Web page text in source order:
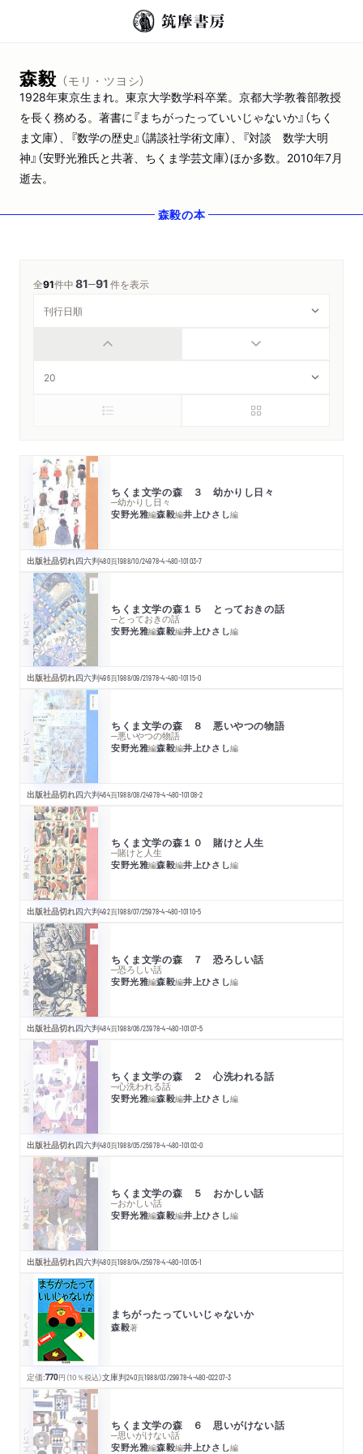
森毅 （モリ・ツヨシ）
1928年東京生まれ。東京大学数学科卒業。京都大学教養部教授
を長く務める。著書に『まちがったっていいじゃないか』（ちく
ま文庫）、『数学の歴史』（講談社学術文庫）、『対談 数学大明
神』（安野光雅氏と共著、ちくま学芸文庫）ほか多数。2010年7月
逝去。
森毅の本
全91件中81─91件を表示
シリーズ・全集 ちくま文学の森 ３ 幼かりし日々
─幼かりし日々
安野光雅編森毅編井上ひさし編
出版社品切れ四六判480頁1988/10/24978-4-480-10103-7
シリーズ・全集 ちくま文学の森１５ とっておきの話
─とっておきの話
安野光雅編森毅編井上ひさし編
出版社品切れ四六判496頁1988/09/21978-4-480-10115-0
シリーズ・全集 ちくま文学の森 ８ 悪いやつの物語
─悪いやつの物語
安野光雅編森毅編井上ひさし編
出版社品切れ四六判464頁1988/08/24978-4-480-10108-2
シリーズ・全集 ちくま文学の森１０ 賭けと人生
─賭けと人生
安野光雅編森毅編井上ひさし編
出版社品切れ四六判492頁1988/07/25978-4-480-10110-5
シリーズ・全集 ちくま文学の森 ７ 恐ろしい話
─恐ろしい話
安野光雅編森毅編井上ひさし編
出版社品切れ四六判484頁1988/06/23978-4-480-10107-5
シリーズ・全集 ちくま文学の森 ２ 心洗われる話
─心洗われる話
安野光雅編森毅編井上ひさし編
出版社品切れ四六判480頁1988/05/25978-4-480-10102-0
シリーズ・全集 ちくま文学の森 ５ おかしい話
─おかしい話
安野光雅編森毅編井上ひさし編
出版社品切れ四六判480頁1988/04/25978-4-480-10105-1
ちくま文庫 まちがったっていいじゃないか
森毅著
定価:770円 （10％税込）文庫判240頁1988/03/29978-4-480-02207-3
シリーズ・全集 ちくま文学の森 ６ 思いがけない話
─思いがけない話
安野光雅編森毅編井上ひさし編